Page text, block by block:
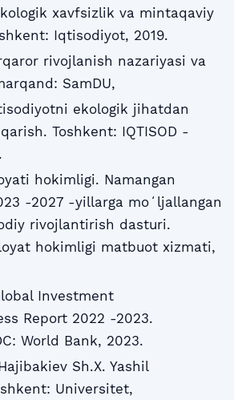
xavfsizlik va mintaqaviy
Iqtisodiyot, 2019.
rivojlanish nazariyasi va
SamDU,
ekologik jihatdan
Toshkent: IQTISOD -
hokimligi. Namangan
-2027 -yillarga moʻljallangan
rivojlantirish dasturi.
hokimligi matbuot xizmati,
Investment
Report 2022 -2023.
World Bank, 2023.
Sh.X. Yashil
Universitet,